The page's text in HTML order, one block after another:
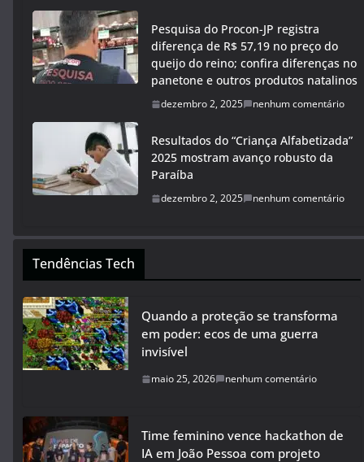
Pesquisa do Procon-JP registra
diferença de R$ 57,19 no preço do
queijo do reino; confira diferenças no
panetone e outros produtos natalinos
dezembro 2, 2025 nenhum comentário
Resultados do “Criança Alfabetizada”
2025 mostram avanço robusto da
Paraíba
dezembro 2, 2025 nenhum comentário
Tendências Tech
Quando a proteção se transforma
em poder: ecos de uma guerra
invisível
maio 25, 2026 nenhum comentário
Time feminino vence hackathon de
IA em João Pessoa com projeto